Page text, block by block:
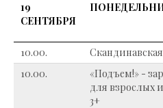
19
СЕНТЯБРЯ
10.00.
10.00.
«Подъем!» -
для взрослых
3+